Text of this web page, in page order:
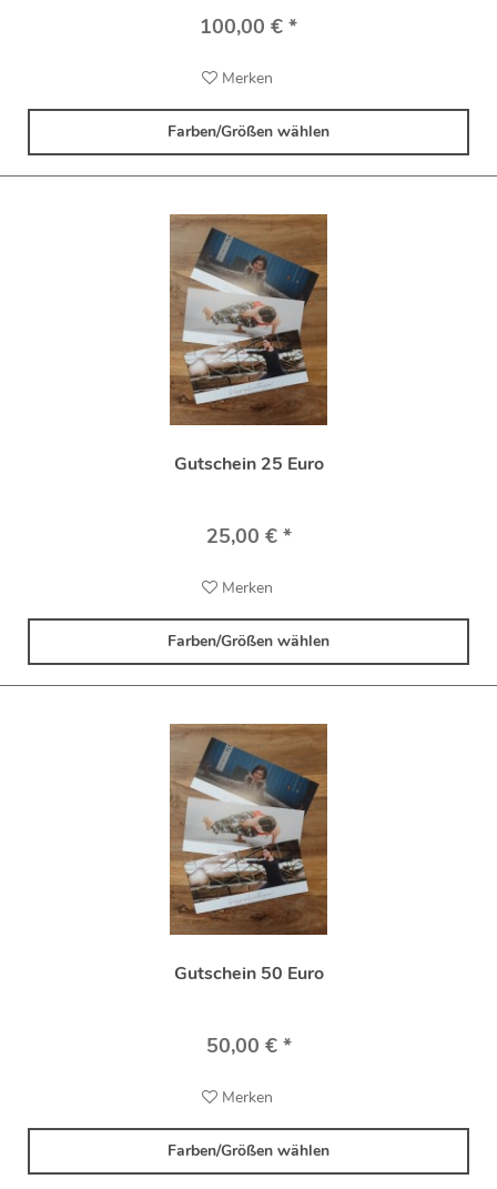
100,00 € *
Merken
Farben/Größen wählen
Gutschein 25 Euro
25,00 € *
Merken
Farben/Größen wählen
Gutschein 50 Euro
50,00 € *
Merken
Farben/Größen wählen